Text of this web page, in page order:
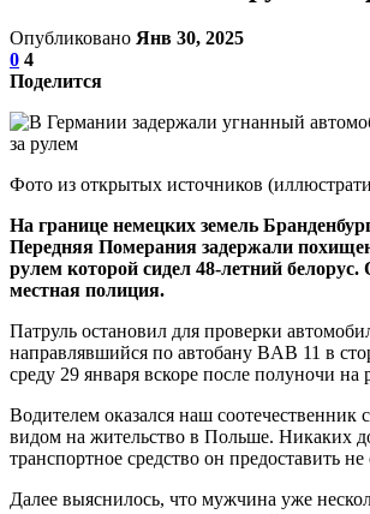
Опубликовано Янв 30, 2025
0 4
Поделится
Фото из открытых источников
На границе немецких земель
Передняя Померания задержали
рулем которой сидел 48-летний
местная полиция.
Патруль остановил для проверки
направлявшийся по автобану BAB 11 в
среду 29 января вскоре после полуночи на
Водителем оказался наш соотечественник
видом на жительство в Польше. Никаких
транспортное средство он предоставить не
Далее выяснилось, что мужчина уже